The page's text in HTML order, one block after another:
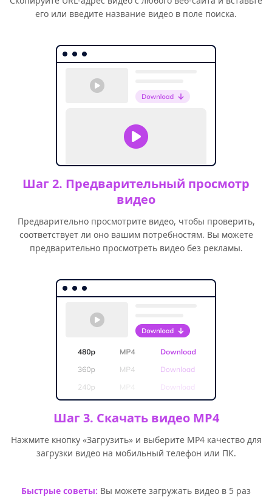
его или введите название видео в поле поиска.
Шаг 2. Предварительный просмотр
видео
Предварительно просмотрите видео, чтобы проверить,
соответствует ли оно вашим потребностям. Вы можете
предварительно просмотреть видео без рекламы.
Шаг 3. Скачать видео MP4
Нажмите кнопку «Загрузить» и выберите MP4 качество для
загрузки видео на мобильный телефон или ПК.
Быстрые советы: Вы можете загружать видео в 5 раз